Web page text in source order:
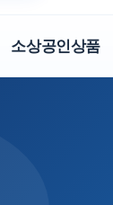
소상공인상품